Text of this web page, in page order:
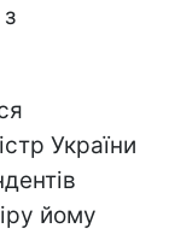
України
йому